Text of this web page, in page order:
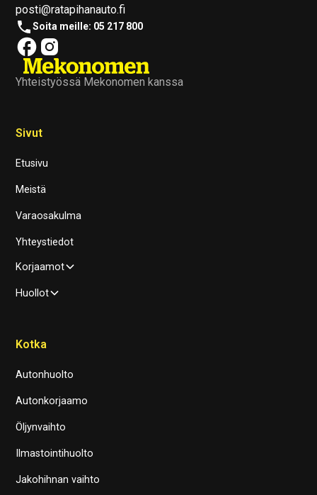
posti@ratapihanauto.fi
Soita meille: 05 217 800
Yhteistyössä Mekonomen kanssa
Sivut
Etusivu
Meistä
Varaosakulma
Yhteystiedot
Korjaamot
Huollot
Kotka
Autonhuolto
Autonkorjaamo
Öljynvaihto
Ilmastointihuolto
Jakohihnan vaihto